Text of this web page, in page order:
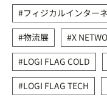
フィジカルインター
物流展
X
LOGI FLAG COLD
LOGI FLAG TECH